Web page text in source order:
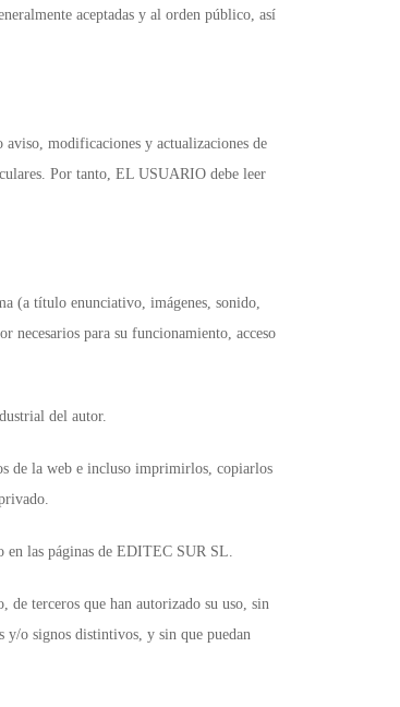
aceptadas y al orden público, así
modificaciones y actualizaciones de
Por tanto, EL USUARIO debe leer
(a título enunciativo, imágenes, sonido,
necesarios para su funcionamiento, acceso
del autor.
de la web e incluso imprimirlos, copiarlos
en las páginas de EDITEC SUR SL.
de terceros que han autorizado su uso, sin
y/o signos distintivos, y sin que puedan